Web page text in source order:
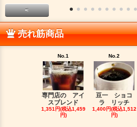
<
売れ筋商品
No.1
専門店の アイ
スブレンド
1,351円(税込1,459
円)
No.2
豆一 ショコ
ラ リッチ
1,400円(税込1,512
円)